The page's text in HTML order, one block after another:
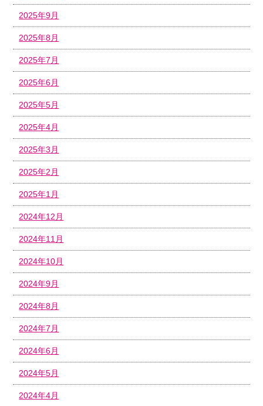
2025年9月
2025年8月
2025年7月
2025年6月
2025年5月
2025年4月
2025年3月
2025年2月
2025年1月
2024年12月
2024年11月
2024年10月
2024年9月
2024年8月
2024年7月
2024年6月
2024年5月
2024年4月